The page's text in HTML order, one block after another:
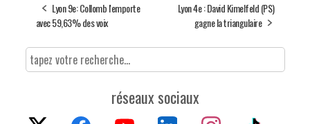
Lyon 9e: Collomb l'emporte
avec 59,63% des voix
Lyon 4e : David Kimelfeld (PS)
gagne la triangulaire
réseaux sociaux